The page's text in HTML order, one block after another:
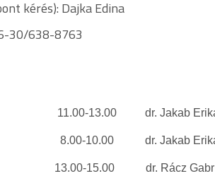
kérés): Dajka Edina
30/638-8763
11.00-13.00 dr. Jakab
8.00-10.00 dr. Jakab
13.00-15.00 dr. Rácz